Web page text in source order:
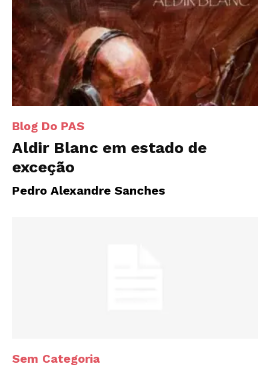
Blog Do PAS
Aldir Blanc em estado de
exceção
Pedro Alexandre Sanches
Sem Categoria